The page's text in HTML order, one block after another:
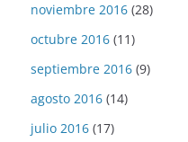
noviembre 2016 (28)
octubre 2016 (11)
septiembre 2016 (9)
agosto 2016 (14)
julio 2016 (17)